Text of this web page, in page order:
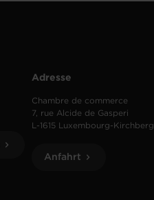
Adresse
Chambre de commerce
7, rue Alcide de Gasperi
L-1615 Luxembourg-Kirchberg
Anfahrt